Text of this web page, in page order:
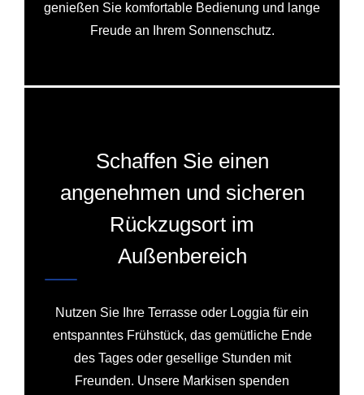
genießen Sie komfortable Bedienung und lange
Freude an Ihrem Sonnenschutz.
Schaffen Sie einen
angenehmen und sicheren
Rückzugsort im
Außenbereich
Nutzen Sie Ihre Terrasse oder Loggia für ein
entspanntes Frühstück, das gemütliche Ende
des Tages oder gesellige Stunden mit
Freunden. Unsere Markisen spenden